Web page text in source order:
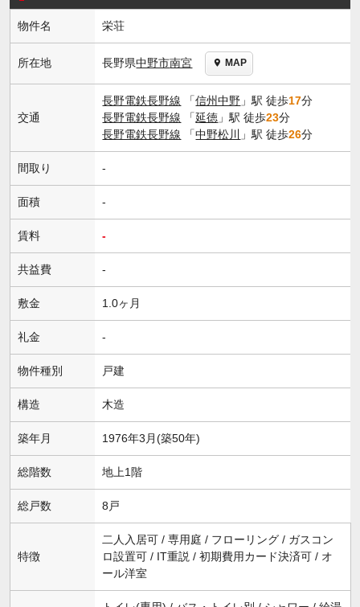
物件名 栄荘
所在地 長野県中野市南宮 MAP
交通
長野電鉄長野線 「信州中野 」駅 徒歩17分
長野電鉄長野線 「延徳 」駅 徒歩23分
長野電鉄長野線 「中野松川 」駅 徒歩26分
間取り -
面積 -
賃料 -
共益費 -
敷金 1.0ヶ月
礼金 -
物件種別 戸建
構造 木造
築年月 1976年3月(築50年)
総階数 地上1階
総戸数 8戸
特徴
二人入居可 / 専用庭 / フローリング / ガスコン
ロ設置可 / IT重説 / 初期費用カード決済可 / オ
ール洋室